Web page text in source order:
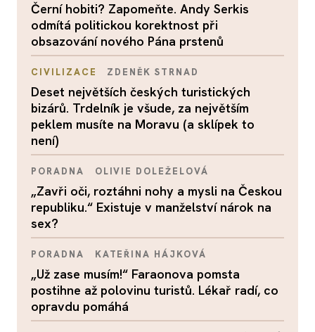
Černí hobiti? Zapomeňte. Andy Serkis
odmítá politickou korektnost při
obsazování nového Pána prstenů
CIVILIZACE ZDENĚK STRNAD
Deset největších českých turistických
bizárů. Trdelník je všude, za největším
peklem musíte na Moravu (a sklípek to
není)
PORADNA OLIVIE DOLEŽELOVÁ
„Zavři oči, roztáhni nohy a mysli na Českou
republiku.“ Existuje v manželství nárok na
sex?
PORADNA KATEŘINA HÁJKOVÁ
„Už zase musím!“ Faraonova pomsta
postihne až polovinu turistů. Lékař radí, co
opravdu pomáhá